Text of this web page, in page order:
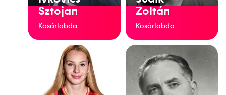
Sztojan
Kosárlabda
Zoltán
Kosárlabda